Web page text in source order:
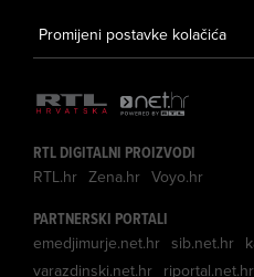
Promijeni postavke kolačića
RTL DIGITALNI PROIZVODI
RTL.hr Zena.hr Voyo.hr
PARTNERSKI PORTALI
emedjimurje.net.hr sib.net.hr
varazdinski.net.hr riportal.net.hr